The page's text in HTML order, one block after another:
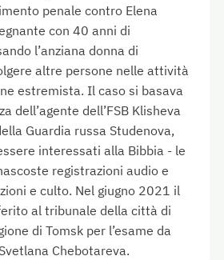
penale contro Elena
con 40 anni di
l’anziana donna di
altre persone nelle attività
estremista. Il caso si basava
dell’agente dell’FSB Klisheva
Guardia russa Studenova,
interessati alla Bibbia - le
registrazioni audio e
e culto. Nel giugno 2021 il
al tribunale della città di
di Tomsk per l’esame da
Chebotareva.